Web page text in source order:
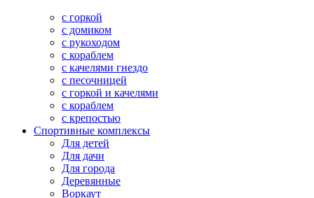
с горкой
с домиком
с рукоходом
с кораблем
с качелями гнездо
с песочницей
с горкой и качелями
с кораблем
с крепостью
Спортивные комплексы
Для детей
Для дачи
Для города
Деревянные
Воркаут